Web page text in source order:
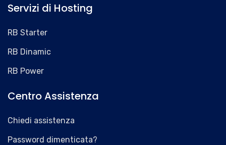
Servizi di Hosting
RB Starter
RB Dinamic
RB Power
Centro Assistenza
Chiedi assistenza
Password dimenticata?